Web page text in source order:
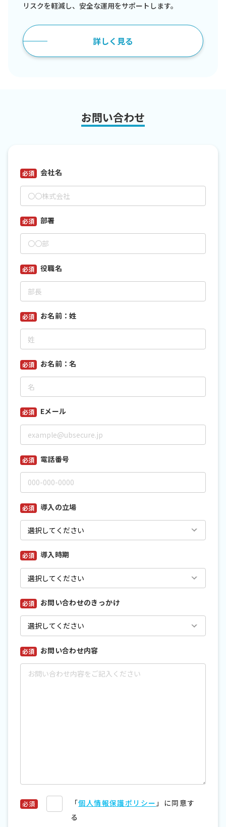
リスクを軽減し、安全な運用をサポートします。
詳しく見る
お問い合わせ
会社名
部署
役職名
お名前：姓
お名前：名
Eメール
電話番号
導入の立場
導入時期
お問い合わせのきっかけ
お問い合わせ内容
「個人情報保護ポリシー 」に同意す
る